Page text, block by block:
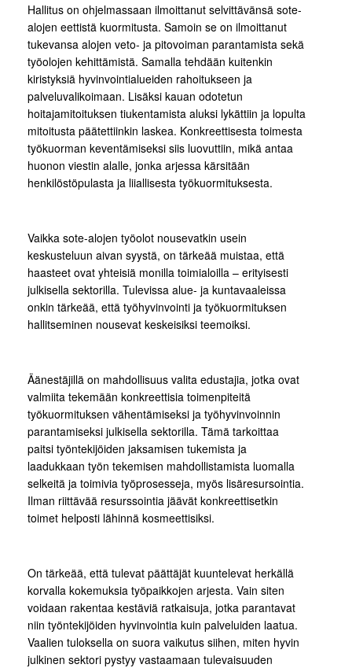
Hallitus on ohjelmassaan ilmoittanut selvittävänsä sote-
alojen eettistä kuormitusta. Samoin se on ilmoittanut
tukevansa alojen veto- ja pitovoiman parantamista sekä
työolojen kehittämistä. Samalla tehdään kuitenkin
kiristyksiä hyvinvointialueiden rahoitukseen ja
palveluvalikoimaan. Lisäksi kauan odotetun
hoitajamitoituksen tiukentamista aluksi lykättiin ja lopulta
mitoitusta päätettiinkin laskea. Konkreettisesta toimesta
työkuorman keventämiseksi siis luovuttiin, mikä antaa
huonon viestin alalle, jonka arjessa kärsitään
henkilöstöpulasta ja liiallisesta työkuormituksesta.
Vaikka sote-alojen työolot nousevatkin usein
keskusteluun aivan syystä, on tärkeää muistaa, että
haasteet ovat yhteisiä monilla toimialoilla – erityisesti
julkisella sektorilla. Tulevissa alue- ja kuntavaaleissa
onkin tärkeää, että työhyvinvointi ja työkuormituksen
hallitseminen nousevat keskeisiksi teemoiksi.
Äänestäjillä on mahdollisuus valita edustajia, jotka ovat
valmiita tekemään konkreettisia toimenpiteitä
työkuormituksen vähentämiseksi ja työhyvinvoinnin
parantamiseksi julkisella sektorilla. Tämä tarkoittaa
paitsi työntekijöiden jaksamisen tukemista ja
laadukkaan työn tekemisen mahdollistamista luomalla
selkeitä ja toimivia työprosesseja, myös lisäresursointia.
Ilman riittävää resurssointia jäävät konkreettisetkin
toimet helposti lähinnä kosmeettisiksi.
On tärkeää, että tulevat päättäjät kuuntelevat herkällä
korvalla kokemuksia työpaikkojen arjesta. Vain siten
voidaan rakentaa kestäviä ratkaisuja, jotka parantavat
niin työntekijöiden hyvinvointia kuin palveluiden laatua.
Vaalien tuloksella on suora vaikutus siihen, miten hyvin
julkinen sektori pystyy vastaamaan tulevaisuuden